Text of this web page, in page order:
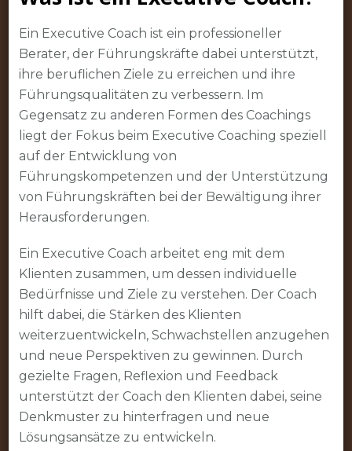
Ein Executive Coach ist ein professioneller
Berater, der Führungskräfte dabei unterstützt,
ihre beruflichen Ziele zu erreichen und ihre
Führungsqualitäten zu verbessern. Im
Gegensatz zu anderen Formen des Coachings
liegt der Fokus beim Executive Coaching speziell
auf der Entwicklung von
Führungskompetenzen und der Unterstützung
von Führungskräften bei der Bewältigung ihrer
Herausforderungen.
Ein Executive Coach arbeitet eng mit dem
Klienten zusammen, um dessen individuelle
Bedürfnisse und Ziele zu verstehen. Der Coach
hilft dabei, die Stärken des Klienten
weiterzuentwickeln, Schwachstellen anzugehen
und neue Perspektiven zu gewinnen. Durch
gezielte Fragen, Reflexion und Feedback
unterstützt der Coach den Klienten dabei, seine
Denkmuster zu hinterfragen und neue
Lösungsansätze zu entwickeln.